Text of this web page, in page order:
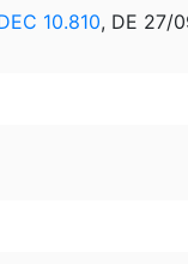
10.810, DE 27/